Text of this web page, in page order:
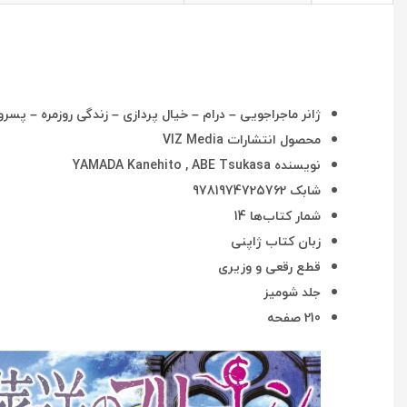
ژانر ماجراجویی – درام – خیال پردازی – زندگی روزمره –
محصول انتشارات VIZ Media
نویسنده YAMADA Kanehito , ABE Tsukasa
شابک 9781974725762
شمار کتاب‌ها 14
زبان کتاب ژاپنی
قطع رقعی و وزیری
جلد شومیز
210 صفحه